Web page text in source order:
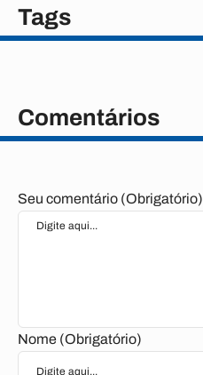
Tags
Comentários
Seu comentário (Obrigatório)
Nome (Obrigatório)